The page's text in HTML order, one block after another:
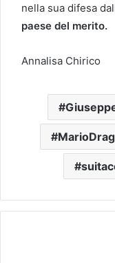
nella sua difesa
paese del merito.
Annalisa Chirico